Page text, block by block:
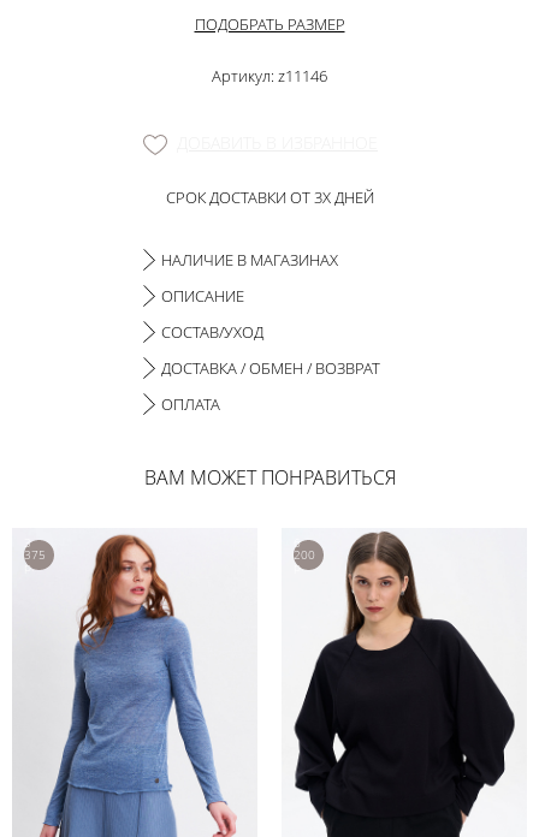
ПОДОБРАТЬ РАЗМЕР
Артикул: z11146
СРОК ДОСТАВКИ ОТ 3Х ДНЕЙ
НАЛИЧИЕ В МАГАЗИНАХ
ОПИСАНИЕ
СОСТАВ/УХОД
ДОСТАВКА / ОБМЕН / ВОЗВРАТ
ОПЛАТА
ВАМ МОЖЕТ ПОНРАВИТЬСЯ
3
375
р.
6
200
р.